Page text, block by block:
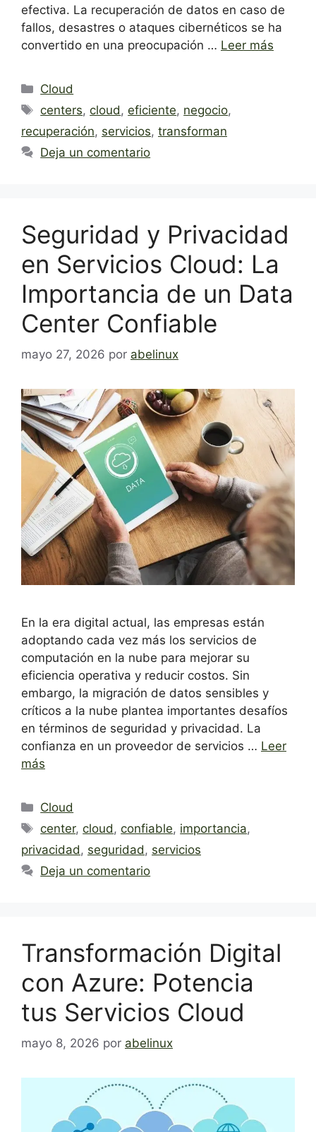
efectiva. La recuperación de datos en caso de
fallos, desastres o ataques cibernéticos se ha
convertido en una preocupación … Leer más
Categorías
Cloud
Etiquetas
centers,cloud ,eficiente, negocio,
recuperación, servicios, transforman
Deja un comentario
Seguridad y Privacidad
en Servicios Cloud: La
Importancia de un Data
Center Confiable
mayo 27, 2026 por abelinux
En la era digital actual, las empresas están
adoptando cada vez más los servicios de
computación en la nube para mejorar su
eficiencia operativa y reducir costos. Sin
embargo, la migración de datos sensibles y
críticos a la nube plantea importantes desafíos
en términos de seguridad y privacidad. La
confianza en un proveedor de servicios … Leer
más
Categorías
Cloud
Etiquetas
center,cloud ,confiable, importancia,
privacidad , seguridad , servicios
Deja un comentario
Transformación Digital
con Azure: Potencia
tus Servicios Cloud
mayo 8, 2026 por abelinux